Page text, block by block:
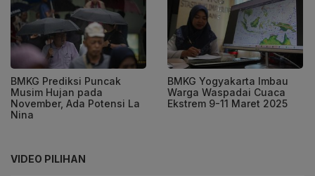
BMKG Prediksi Puncak
Musim Hujan pada
November, Ada Potensi La
Nina
BMKG Yogyakarta Imbau
Warga Waspadai Cuaca
Ekstrem 9-11 Maret 2025
VIDEO PILIHAN